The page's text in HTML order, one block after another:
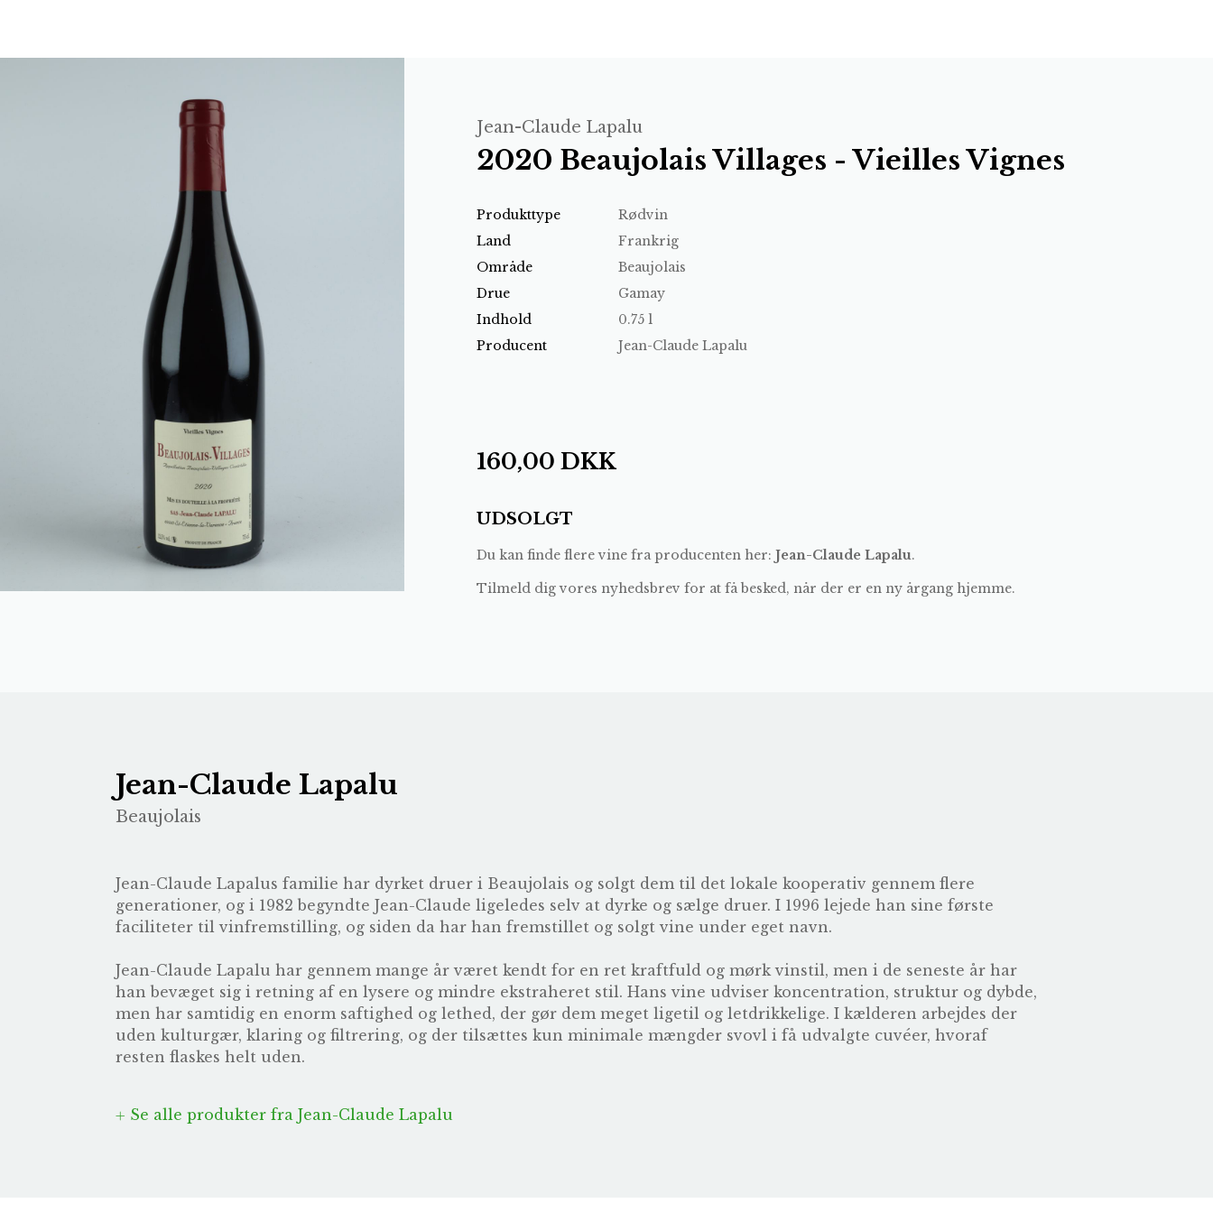
Jean-Claude Lapalu
2020 Beaujolais Villages - Vieilles Vignes
Produkttype
Rødvin
Land
Frankrig
Område
Beaujolais
Drue
Gamay
Indhold
0.75 l
Producent
Jean-Claude Lapalu
160,00 DKK
UDSOLGT
Du kan finde flere vine fra producenten her: Jean-Claude Lapalu.
Tilmeld dig vores nyhedsbrev for at få besked, når der er en ny årgang hjemme.
Jean-Claude Lapalu
Beaujolais
Jean-Claude Lapalus familie har dyrket druer i Beaujolais og solgt dem til det lokale kooperativ gennem flere
generationer, og i 1982 begyndte Jean-Claude ligeledes selv at dyrke og sælge druer. I 1996 lejede han sine første
faciliteter til vinfremstilling, og siden da har han fremstillet og solgt vine under eget navn.
Jean-Claude Lapalu har gennem mange år været kendt for en ret kraftfuld og mørk vinstil, men i de seneste år har
han bevæget sig i retning af en lysere og mindre ekstraheret stil. Hans vine udviser koncentration, struktur og dybde,
men har samtidig en enorm saftighed og lethed, der gør dem meget ligetil og letdrikkelige. I kælderen arbejdes der
uden kulturgær, klaring og filtrering, og der tilsættes kun minimale mængder svovl i få udvalgte cuvéer, hvoraf
resten flaskes helt uden.
Se alle produkter fra Jean-Claude Lapalu